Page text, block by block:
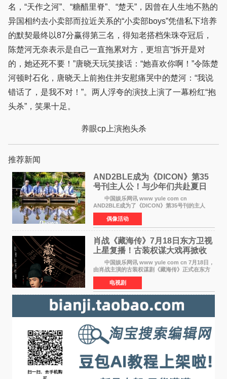
名，“天作之河”、“糖醋里脊”、“楚天”，因曾在人生地不熟的
异国相约去小卖部而拉近关系的“小卖部boys”凭借私下培养
的默契最终以87分赢得第三名，得知老搭档朱珠夺冠后，
陈楚河无奈表示是自己一直拖累对方，更坦言“拆开是对
的，她还死不要！”唐晓天玩笑接话：“她喜欢你啊！”令陈楚
河顿时石化，唐晓天上前抱住并安慰痛哭中的楚河：“我说
错话了，是我不对！”。两人浮夸的演技上演了一幕粉红“抱
头杀”，笑果十足。
养眼cp上演抱头杀
推荐新闻
AND2BLE成为《DICON》第35
号刊主人公！与少年们共赴夏日
之约
中国娱乐网讯 www yule com cn
AND2BLE成为了《DICON》第35号刊的主人
公，本期标题为And The Summer。作为出道后
首次担任杂志画报主角的完整体，AND2BLE用清
澈的少年感与全新的夏天相遇了
偶像活动
肖战《藏海传》7月18日东方卫视
上星复播！古装权谋大戏再掀收
视热潮
中国娱乐网讯 www yule com cn 7月18日，
由肖战主演的古装权谋剧《藏海传》正式在东方
卫视上星复播，引发广泛关注。该剧此前已在网
络平台播出，凭借精良制作和紧凑剧情收获不俗
口碑，此次上
电视剧